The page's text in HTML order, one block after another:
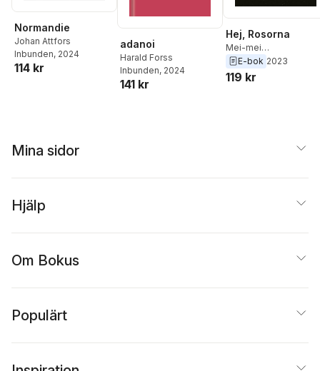
Normandie
Johan Attfors
Inbunden, 2024
114 kr
adanoi
Harald Forss
Inbunden, 2024
141 kr
Hej, Rosorna
Mei-mei
Berssenbrugge
E-bok 2023
119 kr
Mina sidor
Hjälp
Om Bokus
Populärt